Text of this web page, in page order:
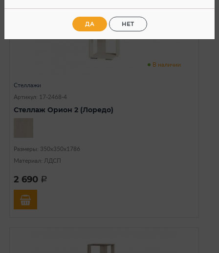
В наличии
Стеллажи
Артикул: 17-2468-4
Стеллаж Орион 2 (Лоредо)
Размеры: 350х350х1786
Материал: ЛДСП
2 690 a
ДА НЕТ